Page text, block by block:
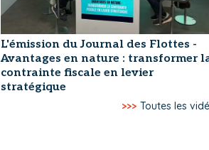
L'émission du Journal des Flottes -
Avantages en nature : transformer
contrainte fiscale en levier
stratégique
>>> Toutes les